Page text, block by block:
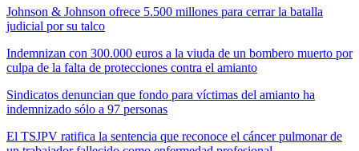
Johnson & Johnson ofrece 5.500 millones para cerrar la batalla
judicial por su talco
Indemnizan con 300.000 euros a la viuda de un bombero muerto por
culpa de la falta de protecciones contra el amianto
Sindicatos denuncian que fondo para víctimas del amianto ha
indemnizado sólo a 97 personas
El TSJPV ratifica la sentencia que reconoce el cáncer pulmonar de